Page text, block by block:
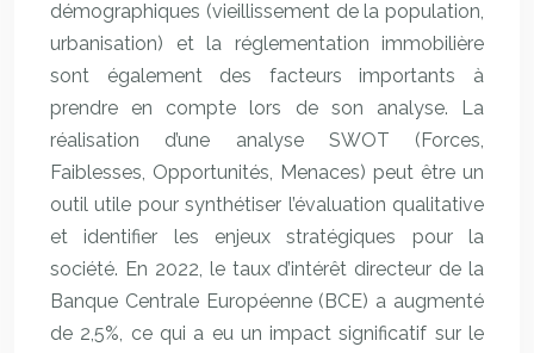
démographiques (vieillissement de la population,
urbanisation) et la réglementation immobilière
sont également des facteurs importants à
prendre en compte lors de son analyse. La
réalisation d’une analyse SWOT (Forces,
Faiblesses, Opportunités, Menaces) peut être un
outil utile pour synthétiser l’évaluation qualitative
et identifier les enjeux stratégiques pour la
société. En 2022, le taux d’intérêt directeur de la
Banque Centrale Européenne (BCE) a augmenté
de 2,5%, ce qui a eu un impact significatif sur le